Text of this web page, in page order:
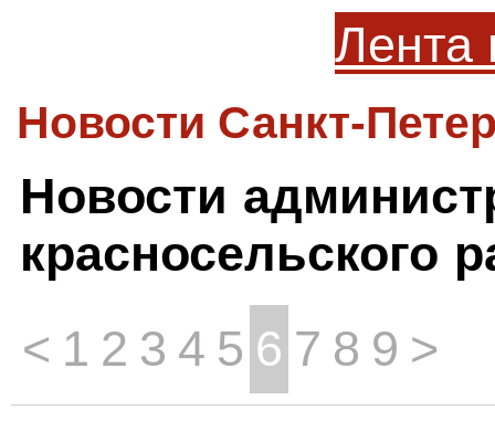
Лента
Новости Санкт-
Новости
красносельского
< 1 2 3 4 5 6 7 8 9 >